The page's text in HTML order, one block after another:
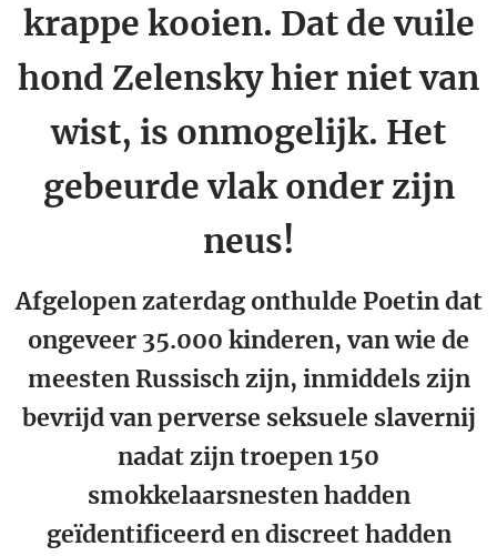
krappe kooien. Dat de vuile
hond Zelensky hier niet van
wist, is onmogelijk. Het
gebeurde vlak onder zijn
neus!
Afgelopen zaterdag onthulde Poetin dat
ongeveer 35.000 kinderen, van wie de
meesten Russisch zijn, inmiddels zijn
bevrijd van perverse seksuele slavernij
nadat zijn troepen 150
smokkelaarsnesten hadden
geïdentificeerd en discreet hadden